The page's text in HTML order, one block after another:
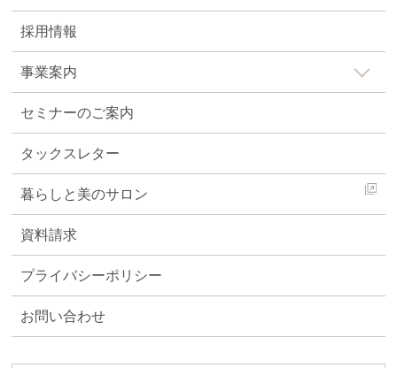
採用情報
事業案内
セミナーのご案内
タックスレター
暮らしと美のサロン
資料請求
プライバシーポリシー
お問い合わせ